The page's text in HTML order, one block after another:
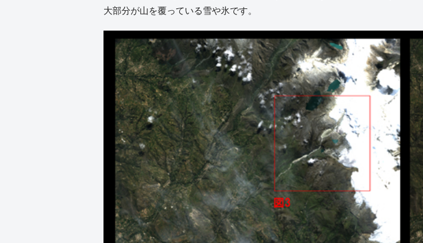
大部分が山を覆っている雪や氷です。